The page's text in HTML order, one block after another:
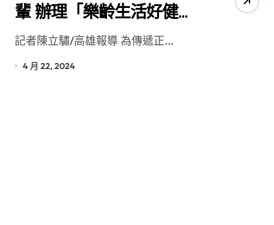
輩 辦理「樂齡生活好健
康」健康講座
記者陳立驌/高雄報導 為傳遞正...
4 月 22, 2024